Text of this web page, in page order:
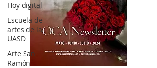
Hoy digital
Escuela de
artes de la
UASD
Arte San
Ramón